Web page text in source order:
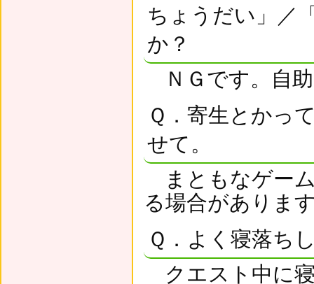
ちょうだい」／
か？
ＮＧです。自
Ｑ．寄生とかっ
せて。
まともなゲー
る場合がありま
Ｑ．よく寝落ち
クエスト中に